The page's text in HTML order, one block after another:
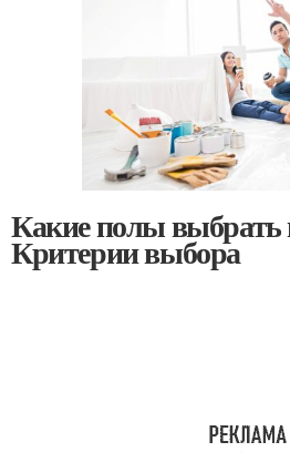
Какие полы выбрать
Критерии выбора